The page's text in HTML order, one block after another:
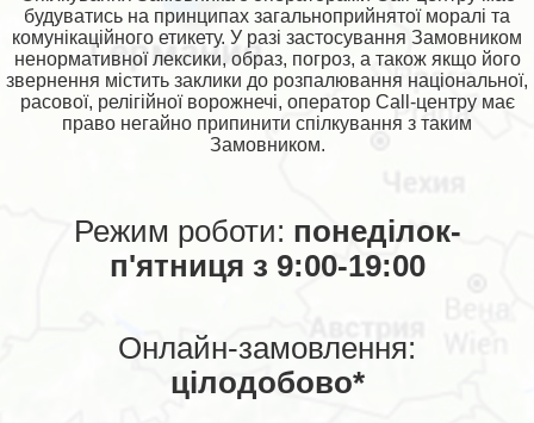
будуватись на принципах загальноприйнятої моралі та
комунікаційного етикету. У разі застосування Замовником
ненормативної лексики, образ, погроз, а також якщо його
звернення містить заклики до розпалювання національної,
расової, релігійної ворожнечі, оператор Call-центру має
право негайно припинити спілкування з таким
Замовником.
Режим роботи: понеділок-
п'ятниця з 9:00-19:00
Онлайн-замовлення:
цілодобово*